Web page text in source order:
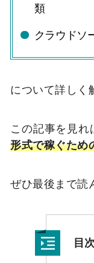
類
クラウドソ
について詳しく
この記事を見れ
形式で稼ぐため
ぜひ最後まで読
目次